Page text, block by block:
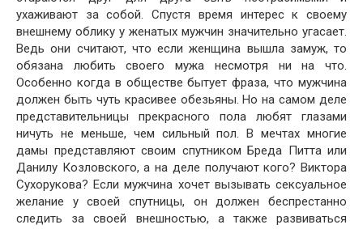
ухаживают за собой. Спустя время интерес к своему
внешнему облику у женатых мужчин значительно угасает.
Ведь они считают, что если женщина вышла замуж, то
обязана любить своего мужа несмотря ни на что.
Особенно когда в обществе бытует фраза, что мужчина
должен быть чуть красивее обезьяны. Но на самом деле
представительницы прекрасного пола любят глазами
ничуть не меньше, чем сильный пол. В мечтах многие
дамы представляют своим спутником Бреда Питта или
Данилу Козловского, а на деле получают кого? Виктора
Сухорукова? Если мужчина хочет вызывать сексуальное
желание у своей спутницы, он должен беспрестанно
следить за своей внешностью, а также развиваться